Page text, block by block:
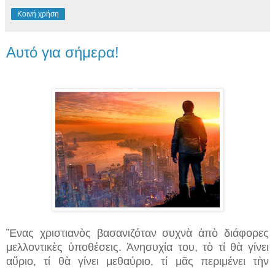
Κοινή χρήση
Αυτό για σήμερα!
Ἕνας χριστιανὸς βασανιζόταν συχνὰ ἀπὸ διάφορες
μελλοντικὲς ὑποθέσεις. Ἀνησυχία του, τὸ τί θὰ γίνει
αὔριο, τί θὰ γίνει μεθαύριο, τί μᾶς περιμένει τὴν